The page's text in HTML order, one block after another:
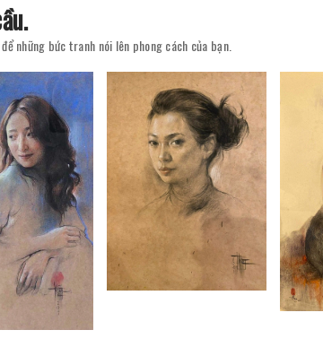
những bức tranh nói lên phong cách của bạn.